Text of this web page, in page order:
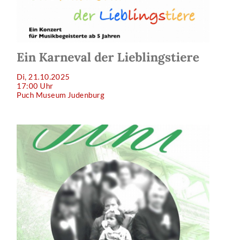
Ein Karneval der Lieblingstiere
Di, 21.10.2025
17:00 Uhr
Puch Museum Judenburg